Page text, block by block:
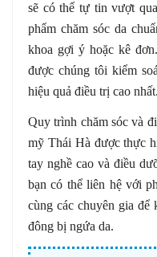
sẽ có thể tự tin vượt
phẩm chăm sóc da
khoa gợi ý hoặc kê
được chúng tôi kiểm
hiệu quả điều trị cao nhất.
Quy trình chăm sóc và
mỹ Thái Hà được thực
tay nghề cao và điều
bạn có thể liên hệ với
cùng các chuyên gia để
đông bị ngứa da.